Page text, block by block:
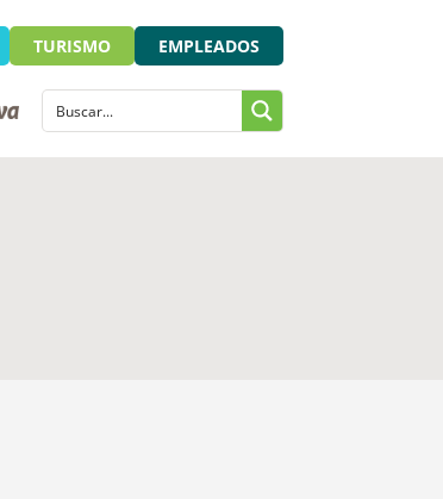
TURISMO EMPLEADOS